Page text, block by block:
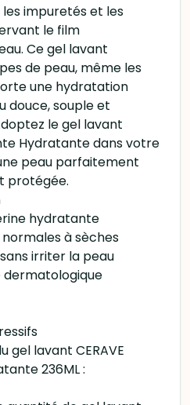
impuretés et les
le film
Ce gel lavant
de peau, même les
une hydratation
douce, souple et
le gel lavant
Hydratante dans votre
peau parfaitement
protégée.
hydratante
à sèches
irriter la peau
gel lavant CERAVE
236ML :